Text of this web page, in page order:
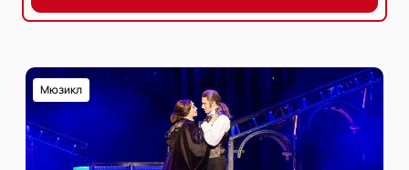
Мюзикл